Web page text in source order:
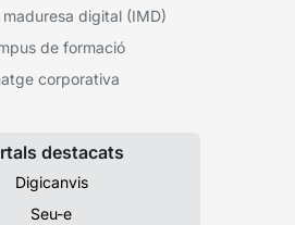
digital (IMD)
de formació
corporativa
destacats
Digicanvis
Seu-e